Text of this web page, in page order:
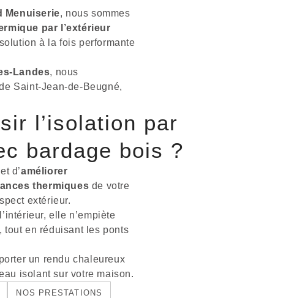
Menuiserie, nous sommes
par l’extérieur
à la fois performante
Landes, nous
Saint-Jean-de-Beugné,
l’isolation par
bardage bois ?
d’améliorer
thermiques de votre
extérieur.
elle n’empiète
tout en réduisant les ponts
un rendu chaleureux
isolant sur votre maison.
NOS PRESTATIONS